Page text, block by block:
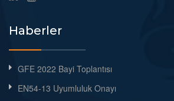
Haberler
GFE 2022 Bayi Toplantısı
EN54-13 Uyumluluk Onayı